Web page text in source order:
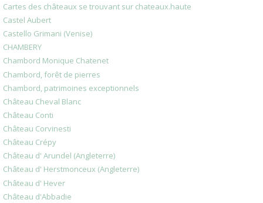
Cartes des châteaux se trouvant sur chateaux.haute
Castel Aubert
Castello Grimani (Venise)
CHAMBERY
Chambord Monique Chatenet
Chambord, forêt de pierres
Chambord, patrimoines exceptionnels
Château Cheval Blanc
Château Conti
Château Corvinesti
Château Crépy
Château d' Arundel (Angleterre)
Château d' Herstmonceux (Angleterre)
Château d' Hever
Château d'Abbadie